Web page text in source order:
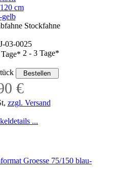
cm
gelb
Stockfahne
03-0025
2 - 3 Tage*
€
zzgl. Versand
...